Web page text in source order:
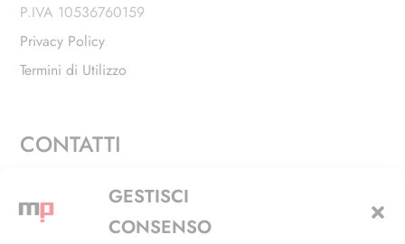
GESTISCI
CONSENSO
P.IVA 10536760159
Privacy Policy
Termini di Utilizzo
CONTATTI
Via Alfieri, 27 - Trezzano Sul Naviglio (MI)
+39 02 4846 3155